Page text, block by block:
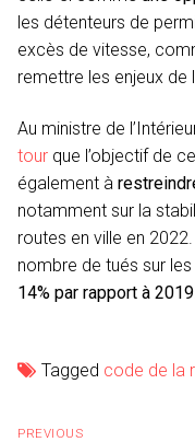
les détenteurs de
excès de vitesse,
remettre les enjeux de
Au ministre de
tour que l’objectif de
également à
notamment sur la
routes en ville en
nombre de tués sur
14% par rapport à 2019
Tagged code de la
Navigation
PREVIOUS